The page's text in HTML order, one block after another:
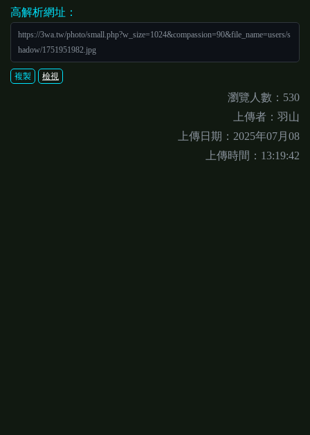
高解析網址：
https://3wa.tw/photo/small.php?w_size=1024&compassion=90&file_name=users/s
hadow/1751951982.jpg
複製 檢視
瀏覽人數：530
上傳者：羽山
上傳日期：2025年07月08
上傳時間：13:19:42